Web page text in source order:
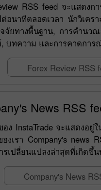
RSS feed จะแสดงก
อนาทีตลอดเวลา นักวิเคร
จัยทางพื้นฐาน, การคำนว
, บทความ และการคาดกา
Forex Review RSS
News RSS
อง InstaTrade จะแสดงอ
องเรา Company's news
รเปลี่ยนแปลงล่าสุดที่เกิดขึ้
Company's News